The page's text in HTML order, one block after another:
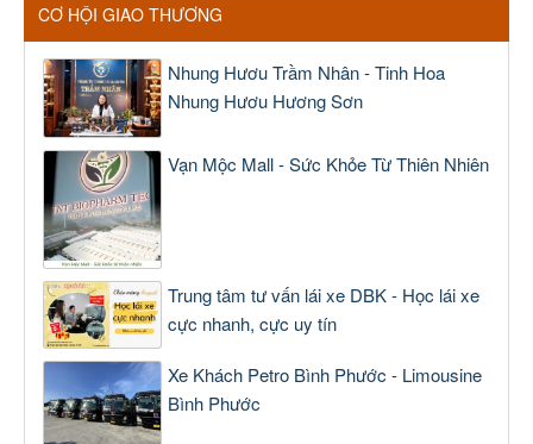
CƠ HỘI GIAO THƯƠNG
Nhung Hươu Trầm Nhân - Tinh Hoa
Nhung Hươu Hương Sơn
Vạn Mộc Mall - Sức Khỏe Từ Thiên Nhiên
Trung tâm tư vấn lái xe DBK - Học lái xe
cực nhanh, cực uy tín
Xe Khách Petro Bình Phước - Limousine
Bình Phước